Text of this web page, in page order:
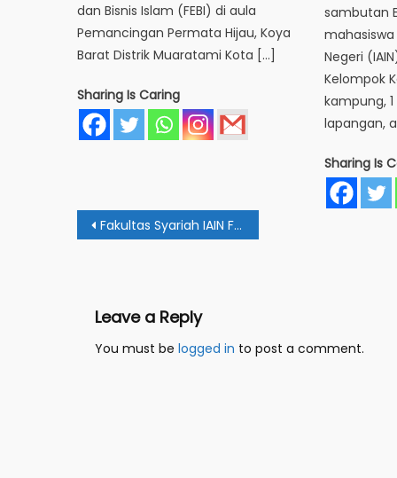
dan Bisnis Islam (FEBI) di aula
Pemancingan Permata Hijau, Koya
Barat Distrik Muaratami Kota […]
Sharing Is Caring
sambutan
mahasiswa
Negeri
Kelompok
kampung,
lapangan,
Sharing Is
Post
navigation
Fakultas Syariah IAIN FM Papua Gelar Talk Show Kebangsaan
Leave a Reply
You must be logged in to post a comment.